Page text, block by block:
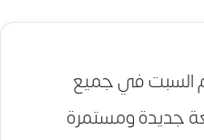
السبت في جميع
جديدة ومستمرة